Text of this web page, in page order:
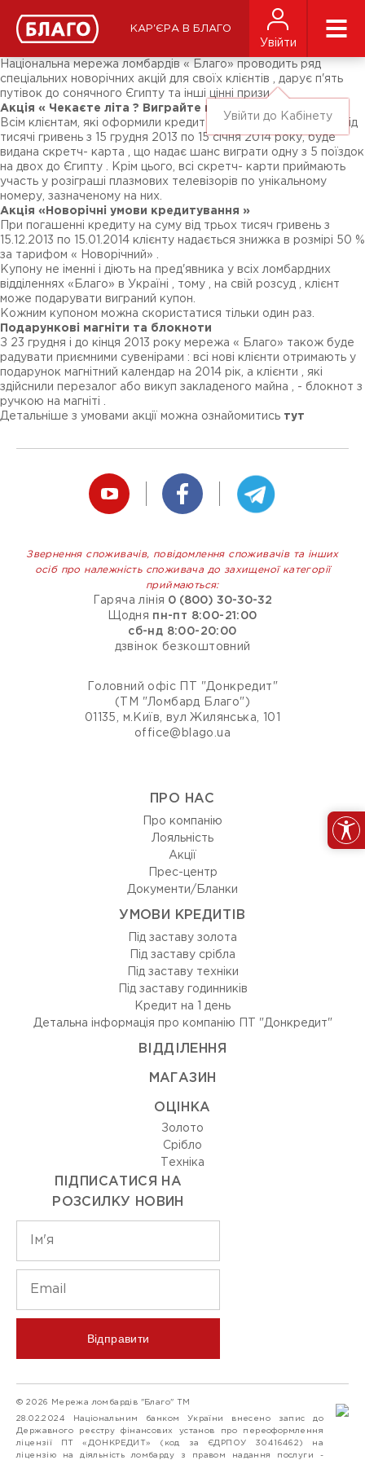
КАР'ЄРА В БЛАГО
Увійти
Увійти до Кабінету
ЗМІ про нас
Підписники соц-мереж
Ярмарки
Національна мережа ломбардів « Благо» проводить ряд
спеціальних новорічних акцій для своїх клієнтів , дарує п'ять
путівок до сонячного Єгипту та інші цінні призи.
Акція « Чекаєте літа ? Виграйте подорож до Єгипту ! »
Всім клієнтам, які оформили кредит або перезалог на суму від
тисячі гривень з 15 грудня 2013 по 15 січня 2014 року, буде
видана скретч- карта , що надає шанс виграти одну з 5 поїздок
на двох до Єгипту . Крім цього, всі скретч- карти приймають
участь у розіграші плазмових телевізорів по унікальному
номеру, зазначеному на них.
Акція «Новорічні умови кредитування »
При погашенні кредиту на суму від трьох тисяч гривень з
15.12.2013 по 15.01.2014 клієнту надається знижка в розмірі 50 %
за тарифом « Новорічний» .
Купону не іменні і діють на пред'явника у всіх ломбардних
відділеннях «Благо» в Україні , тому , на свій розсуд , клієнт
може подарувати виграний купон.
Кожним купоном можна скористатися тільки один раз.
Подарункові магніти та блокноти
З 23 грудня і до кінця 2013 року мережа « Благо» також буде
радувати приємними сувенірами : всі нові клієнти отримають у
подарунок магнітний календар на 2014 рік, а клієнти , які
здійснили перезалог або викуп закладеного майна , - блокнот з
ручкою на магніті .
Детальніше з умовами акції можна ознайомитись тут
Звернення споживачів, повідомлення споживачів та інших
осіб про належність споживача до захищеної категорії
приймаються:
Гаряча лінія 0 (800) 30-30-32
Щодня пн-пт 8:00-21:00
сб-нд 8:00-20:00
дзвінок безкоштовний
Головний офіс ПТ "Донкредит"
(ТМ "Ломбард Благо")
01135, м.Київ, вул Жилянська, 101
office@blago.ua
ПРО НАС
Про компанію
Лояльність
Акції
Прес-центр
Документи/Бланки
УМОВИ КРЕДИТІВ
Під заставу золота
Під заставу срібла
Під заставу техніки
Під заставу годинників
Кредит на 1 день
Детальна інформація про компанію ПТ "Донкредит"
ВIДДIЛЕННЯ
МАГАЗИН
ОЦIНКА
Золото
Срiбло
Технiка
ПІДПИСАТИСЯ НА
РОЗСИЛКУ НОВИН
Відправити
© 2026 Мережа ломбардів "Благо" ТМ
28.02.2024 Національним банком України внесено запис до
Державного реєстру фінансових установ про переоформлення
ліцензії ПТ «ДОНКРЕДИТ» (код за ЄДРПОУ 30416462) на
ліцензію на діяльність ломбарду з правом надання послуги -